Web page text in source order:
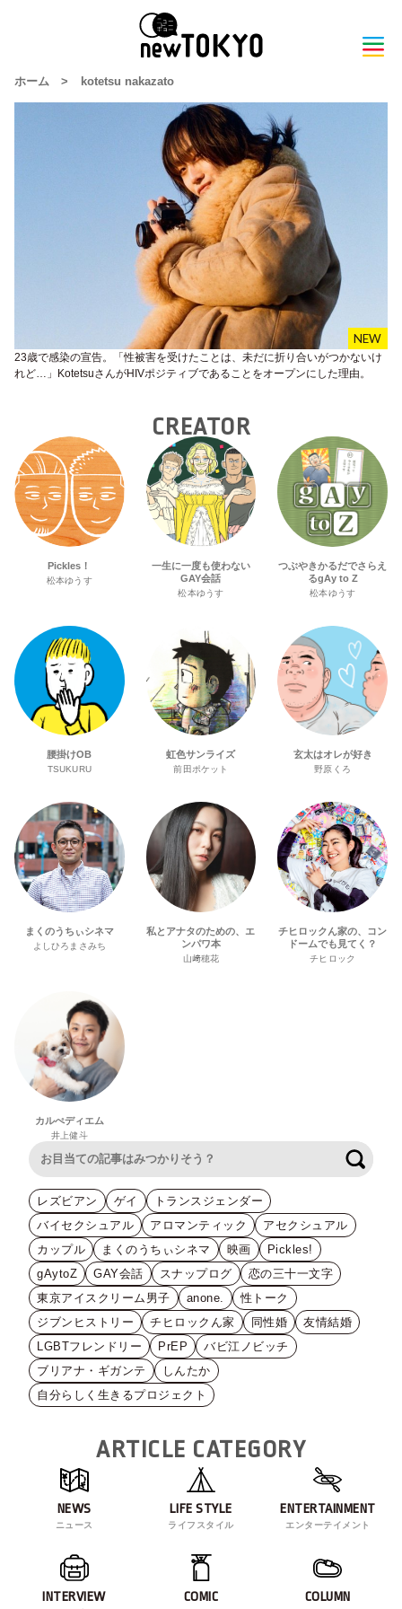
ホーム > kotetsu nakazato
23歳で感染の宣告。「性被害を受けたことは、未だに折り合いがつかないけ
れど…」KotetsuさんがHIVポジティブであることをオープンにした理由。
CREATOR
Pickles！
松本ゆうす
一生に一度も使わない
GAY会話
松本ゆうす
つぶやきかるだでさらえ
るgAy to Z
松本ゆうす
腰掛けOB
TSUKURU
虹色サンライズ
前田ポケット
玄太はオレが好き
野原くろ
まくのうちぃシネマ
よしひろまさみち
私とアナタのための、エ
ンパワ本
山﨑穂花
チヒロックん家の、コン
ドームでも見てく？
チヒロック
カルぺディエム
井上健斗
レズビアン ゲイ
トランスジェンダー
バイセクシュアル
アロマンティック
アセクシュアル
カップル
まくのうちぃシネマ 映画
Pickles!
gAytoZ
GAY会話 スナップログ
恋の三十一文字
東京アイスクリーム男子
anone.
性トーク
ジブンヒストリー
チヒロックん家 同性婚
友情結婚
LGBTフレンドリー
PrEP
バビ江ノビッチ
ブリアナ・ギガンテ
しんたか
自分らしく生きるプロジェクト
ARTICLE CATEGORY
NEWS
ニュース
LIFE STYLE
ライフスタイル
ENTERTAINMENT
エンターテイメント
INTERVIEW COMIC COLUMN